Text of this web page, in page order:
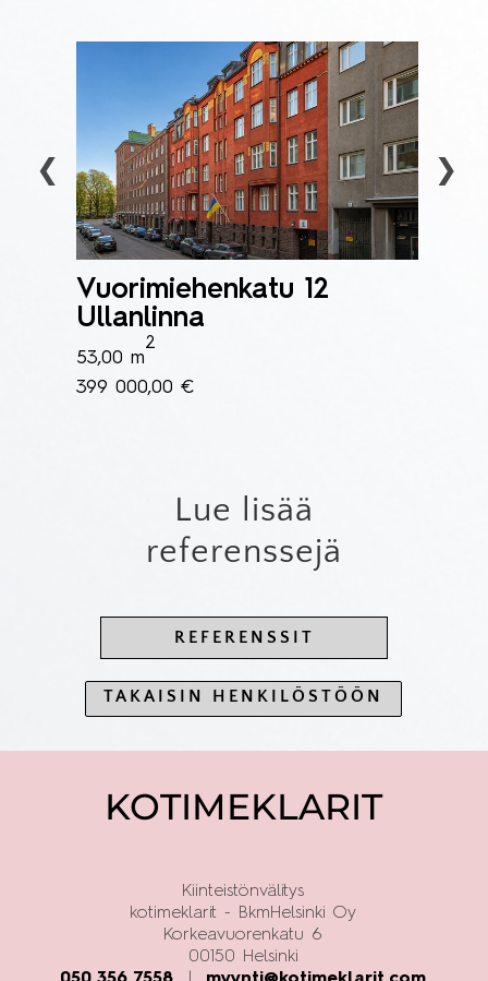
Vuorimiehenkatu 12
Ullanlinna
53,00 m
2
399 000,00 €
‹ ›
Lue lisää
referenssejä
REFERENSSIT
TAKAISIN HENKILÖSTÖÖN
KOTIMEKLARIT
Kiinteistönvälitys
kotimeklarit - BkmHelsinki Oy
Korkeavuorenkatu 6
00150 Helsinki